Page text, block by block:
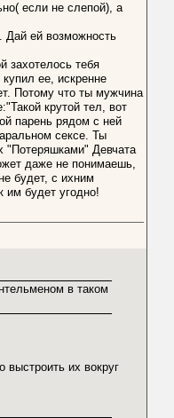
если не слепой), а
Дай ей возможность
захотелось тебя
ее, искренне
Потому что ты мужчина
крутой тел, вот
парень рядом с ней
сексе. Ты
"Потеряшками" Девчата
даже не понимаешь,
будет, с ихним
им будет угодно!
в таком
выстроить их вокруг